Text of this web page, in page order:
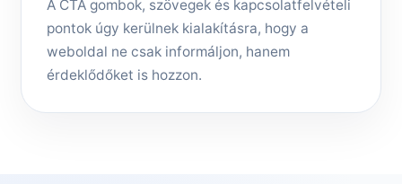
A CTA gombok, szövegek és kapcsolatfelvételi
pontok úgy kerülnek kialakításra, hogy a
weboldal ne csak informáljon, hanem
érdeklődőket is hozzon.